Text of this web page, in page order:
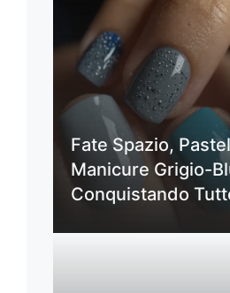
Fate Spazio,
Manicure Grigio-
Conquistando